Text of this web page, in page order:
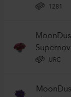
1281
URC